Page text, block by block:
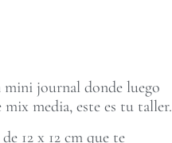
mini journal donde luego
media, este es tu taller.
12 x 12 cm que te